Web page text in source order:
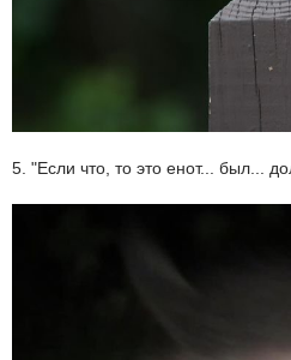
5. "Если что, то это енот... был...